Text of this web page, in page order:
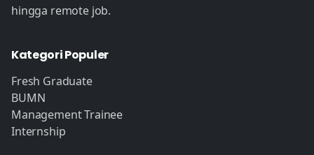
hingga remote job.
Kategori Populer
Fresh Graduate
BUMN
Management Trainee
Internship